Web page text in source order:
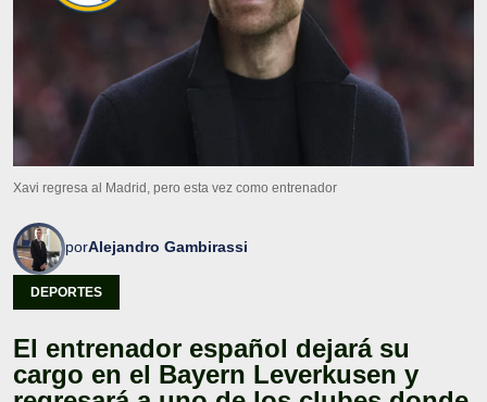
Xavi regresa al Madrid, pero esta vez como entrenador
porAlejandro Gambirassi
DEPORTES
El entrenador español dejará su
cargo en el Bayern Leverkusen y